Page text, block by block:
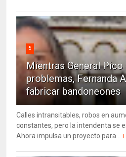
5
Mientras General Pico
problemas, Fernanda
fabricar bandoneones
Calles intransitables, robos en
constantes, pero la intendenta se
Ahora impulsa un proyecto para...